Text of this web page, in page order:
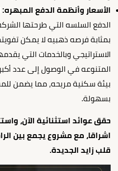
الأسعار وأنظمة الدفع المبهره:
الدفع السلسه التي طرحتها
بمثابة فرصه ذهبيه لا يمكن
الاستراتيجي وبالخدمات التي
المتنوعه في الوصول إلى عدد
بيئة سكنية مريحه، مما يضمن
بسهولة.
حقق عوائد استثنائية الآن،
اشراقا، مع مشروع يجمع بين
قلب زايد الجديدة.